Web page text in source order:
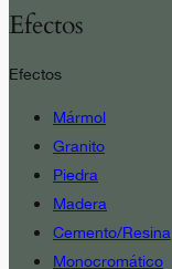
Efectos
Efectos
Mármol
Granito
Piedra
Madera
Cemento/Resina
Monocromático